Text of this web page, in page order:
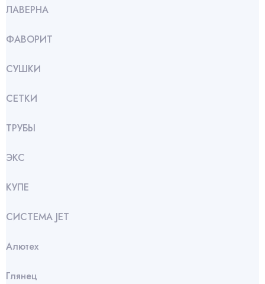
ЛАВЕРНА
ФАВОРИТ
СУШКИ
СЕТКИ
ТРУБЫ
ЭКС
КУПЕ
СИСТЕМА JET
Алютех
Глянец